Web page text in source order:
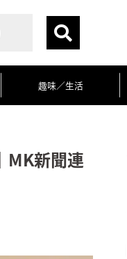
趣味／生活
MK新聞連